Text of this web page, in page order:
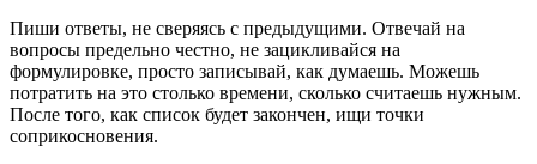
Пиши ответы, не сверяясь с предыдущими. Отвечай на
вопросы предельно честно, не зацикливайся на
формулировке, просто записывай, как думаешь. Можешь
потратить на это столько времени, сколько считаешь нужным.
После того, как список будет закончен, ищи точки
соприкосновения.